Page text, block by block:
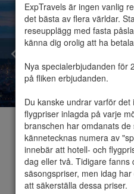
ExpTravels är ingen vanlig
det bästa av flera världar.
reseupplägg med fasta
känna dig orolig att ha
Nya specialerbjudanden för
på fliken erbjudanden.
Du kanske undrar varför det
flygpriser inlagda på varje
branschen har omdanats
kännetecknas numera av
innebär att hotell- och
dag eller två. Tidigare
säsongspriser, men idag
att säkerställa dessa priser.
Paris